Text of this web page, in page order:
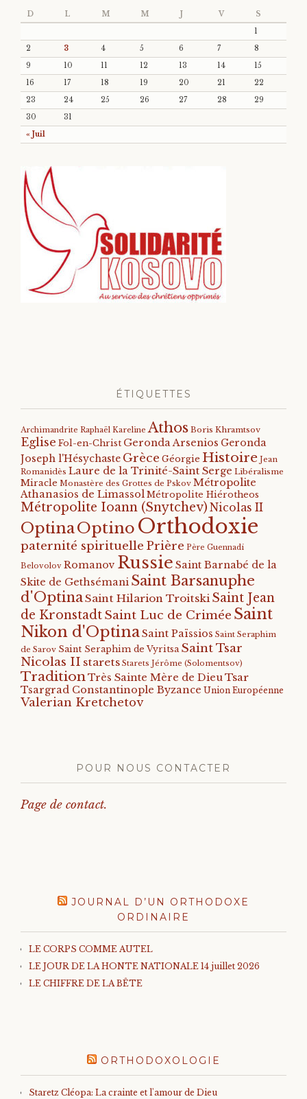
D L M M J V S
« Juil
1
2
3 4 5 6 7
8
9
10 11 12 13 14
15
16
17 18 19 20 21
22
23
24 25 26 27 28
29
30
31
ÉTIQUETTES
Archimandrite Raphaël Kareline Athos Boris Khramtsov
Eglise Fol-en-Christ Geronda Arsenios Geronda
Joseph l'Hésychaste Grèce Géorgie Histoire Jean
Romanidès Laure de la Trinité-Saint Serge Libéralisme
Miracle Monastère des Grottes de Pskov Métropolite
Athanasios de Limassol Métropolite Hiérotheos
Métropolite Ioann (Snytchev) Nicolas II
OptinaOptino Orthodoxie
paternité spirituelle Prière Père Guennadi
Belovolov Romanov Russie Saint Barnabé de la
Skite de Gethsémani Saint Barsanuphe
d'OptinaSaint Hilarion Troitski Saint Jean
de KronstadtSaint Luc de Crimée Saint
Nikon d'OptinaSaint Païssios Saint Seraphim
de Sarov Saint Seraphim de Vyritsa Saint Tsar
Nicolas II starets Starets Jérôme (Solomentsov)
TraditionTrès Sainte Mère de DieuTsar
Tsargrad Constantinople Byzance Union Européenne
Valerian Kretchetov
POUR NOUS CONTACTER
Page de contact.
JOURNAL D’UN ORTHODOXE
ORDINAIRE
LE CORPS COMME AUTEL
LE JOUR DE LA HONTE NATIONALE 14 juillet 2026
LE CHIFFRE DE LA BÊTE
ORTHODOXOLOGIE
Staretz Cléopa: La crainte et l'amour de Dieu